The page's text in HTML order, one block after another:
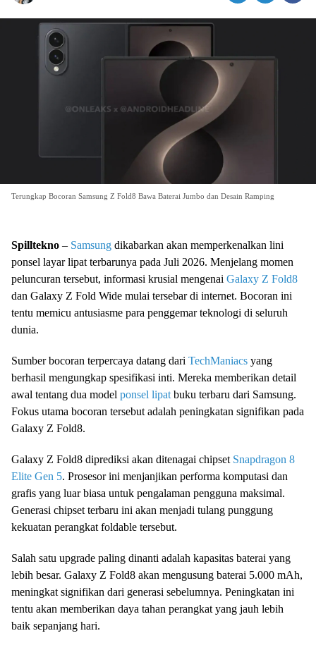
Terungkap Bocoran Samsung Z Fold8 Bawa Baterai Jumbo dan Desain Ramping
Spilltekno – Samsung dikabarkan akan memperkenalkan lini
ponsel layar lipat terbarunya pada Juli 2026. Menjelang momen
peluncuran tersebut, informasi krusial mengenai Galaxy Z Fold8
dan Galaxy Z Fold Wide mulai tersebar di internet. Bocoran ini
tentu memicu antusiasme para penggemar teknologi di seluruh
dunia.
Sumber bocoran terpercaya datang dari TechManiacs yang
berhasil mengungkap spesifikasi inti. Mereka memberikan detail
awal tentang dua model ponsel lipat buku terbaru dari Samsung.
Fokus utama bocoran tersebut adalah peningkatan signifikan pada
Galaxy Z Fold8.
Galaxy Z Fold8 diprediksi akan ditenagai chipset Snapdragon 8
Elite Gen 5. Prosesor ini menjanjikan performa komputasi dan
grafis yang luar biasa untuk pengalaman pengguna maksimal.
Generasi chipset terbaru ini akan menjadi tulang punggung
kekuatan perangkat foldable tersebut.
Salah satu upgrade paling dinanti adalah kapasitas baterai yang
lebih besar. Galaxy Z Fold8 akan mengusung baterai 5.000 mAh,
meningkat signifikan dari generasi sebelumnya. Peningkatan ini
tentu akan memberikan daya tahan perangkat yang jauh lebih
baik sepanjang hari.